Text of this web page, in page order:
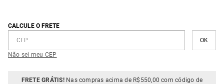
CALCULE O FRETE
Não sei meu CEP
FRETE GRÁTIS!Nas compras acima de R$550,00 com código de